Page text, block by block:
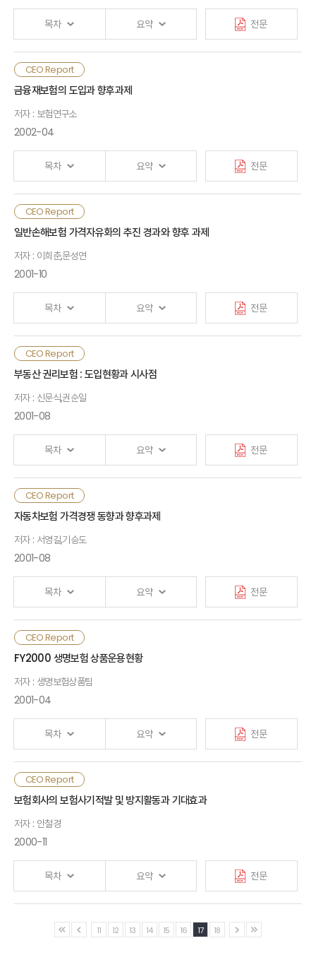
1. 손익기여도 분석
2. 예상 리스크
III. 외국의 종신보험상품
1. 미국
2. 일본
Ⅳ. 시사점 및 향후 운용방향
1. 시사점
목차 요약 전문
목차
Ⅰ. PL법 제정배경 및 주요내용
1. 제정배경
2. 주요내용
Ⅱ. PL법 시행에 따른 PL보험시장 예측
1. PL법 시행이후의 변화전망
2. 향후 PL보험 수요전망
III. PL보험운용 실패사례 : 미국시장
1. '70년대 PL보험위기
2. '80년대 책임보험위기
3. 위기의 원인 및 대응책
Ⅳ. EU 및 일본의 사례
1. EU
2. 일본
Ⅴ. 시사점 및 PL보험의 향후 운용방향
1. 정책적 보완사항
2. 보험업계의 준비사항
<참고> 국내 PL보험 운영현황
CEO Report
금융재보험의 도입과 향후과제
저자 : 보험연구소
2002-04
목차 요약 전문
Ⅰ. 검토배경
Ⅱ. 금융재보험의 유형 및 현황
1. 금융재보험의 내용 및 특징
2. 금융재보험의 주요 유형
3. 세계 금융재보험시장 현황
Ⅲ. 도입 필요성 및 향후과제
1. 도입 필요성
2. 도입시 고려사항
3. 향후과제
[부록] 일반재보험 및 금융재보험 비교
CEO Report
일반손해보험 가격자유화의 추진 경과와 향후 과제
저자 : 이희춘,문성연
2001-10
목차 요약 전문
목차
Ⅰ. 검토 배경
Ⅱ. 가격자유화의 형태, 방법, 평가
Ⅳ. 2002년 4월 순보험요율 자유화의 대응방향
Ⅴ. 향후 발전 과제
[첨부] 독일과 일본의 가격자유화 추진 사례와 시사점
CEO Report
부동산 권리보험 : 도입현황과 시사점
저자 : 신문식,권순일
2001-08
목차 요약 전문
Ⅰ. 외국계 권리보험사의 출현
Ⅱ. 부동산권리보험의 도입 필요성
1. 부동산권리보험의 내용 및 특징
2. 미국의 시장현황
3. 국내 도입 필요성 및 시장규모
Ⅲ. 신규 사업진출에 대한 시사점
CEO Report
자동차보험 가격경쟁 동향과 향후과제
저자 : 서영길,기승도
2001-08
목차 요약 전문
제목 및 목차
Ⅰ.검토배경
Ⅱ. 가격자유화 이후의 시장동향
1. 가격비교사례
2. 문제점
Ⅴ. 외국의 사례와 시사점
1. EU
3. 시사점
CEO Report
FY2000 생명보험 상품운용현황
저자 : 생명보험상품팀
2001-04
목차 요약 전문
CEO Report
보험회사의 보험사기적발 및 방지활동과 기대효과
저자 : 안철경
2000-11
목차 요약 전문
Ⅰ. 문제의 제기 11 12 13 14 15 16 17 18